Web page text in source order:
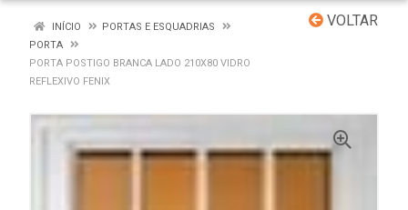
VOLTAR
INÍCIO
PORTAS E ESQUADRIAS
PORTA
PORTA POSTIGO BRANCA LADO 210X80 VIDRO
REFLEXIVO FENIX